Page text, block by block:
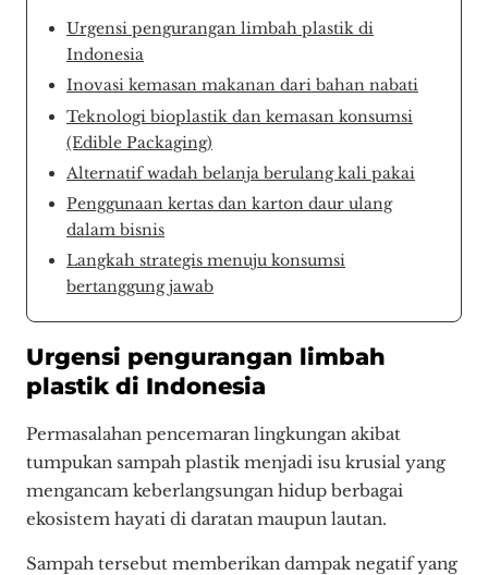
Urgensi pengurangan limbah plastik di
Indonesia
Inovasi kemasan makanan dari bahan nabati
Teknologi bioplastik dan kemasan konsumsi
(Edible Packaging)
Alternatif wadah belanja berulang kali pakai
Penggunaan kertas dan karton daur ulang
dalam bisnis
Langkah strategis menuju konsumsi
bertanggung jawab
Urgensi pengurangan limbah
plastik di Indonesia
Permasalahan pencemaran lingkungan akibat
tumpukan sampah plastik menjadi isu krusial yang
mengancam keberlangsungan hidup berbagai
ekosistem hayati di daratan maupun lautan.
Sampah tersebut memberikan dampak negatif yang